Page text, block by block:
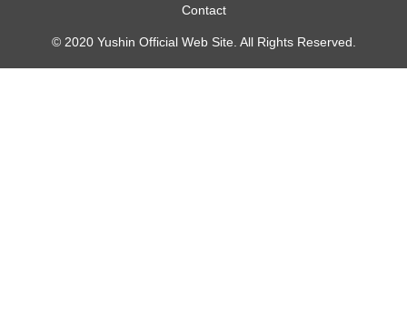
Contact
© 2020 Yushin Official Web Site. All Rights Reserved.